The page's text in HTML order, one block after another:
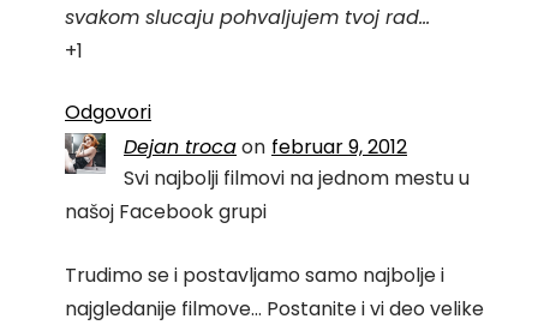
svakom slucaju pohvaljujem tvoj rad…
+1
Odgovori
Dejan trocaon februar 9, 2012
Svi najbolji filmovi na jednom mestu u
našoj Facebook grupi
Trudimo se i postavljamo samo najbolje i
najgledanije filmove… Postanite i vi deo velike